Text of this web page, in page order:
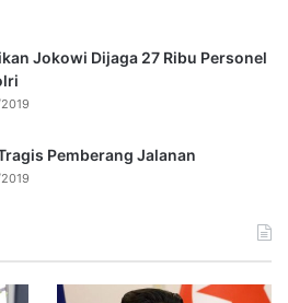
Jokowi Dijaga 27 Ribu Personel
Pemberang Jalanan